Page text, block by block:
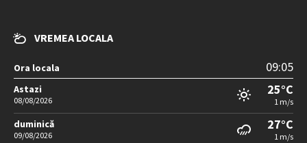
VREMEA LOCALA
Ora locala 09:05
Astazi
08/08/2026
25°C
1 m/s
duminică
09/08/2026
27°C
1 m/s